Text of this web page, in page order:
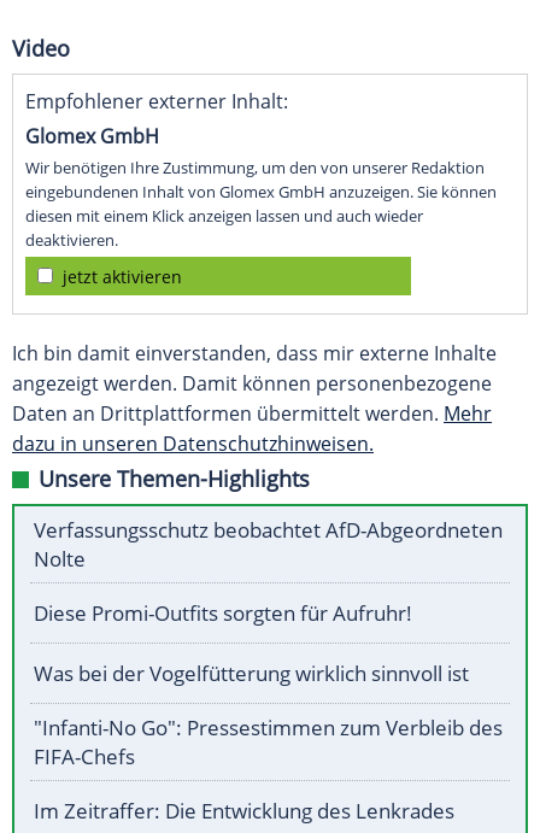
Video
Empfohlener externer Inhalt:
Glomex GmbH
Wir benötigen Ihre Zustimmung, um den von unserer Redaktion
eingebundenen Inhalt von Glomex GmbH anzuzeigen. Sie können
diesen mit einem Klick anzeigen lassen und auch wieder
deaktivieren.
jetzt aktivieren
Ich bin damit einverstanden, dass mir externe Inhalte
angezeigt werden. Damit können personenbezogene
Daten an Drittplattformen übermittelt werden. Mehr
dazu in unseren Datenschutzhinweisen.
Unsere Themen-Highlights
Verfassungsschutz beobachtet AfD-Abgeordneten
Nolte
Diese Promi-Outfits sorgten für Aufruhr!
Was bei der Vogelfütterung wirklich sinnvoll ist
"Infanti-No Go": Pressestimmen zum Verbleib des
FIFA-Chefs
Im Zeitraffer: Die Entwicklung des Lenkrades